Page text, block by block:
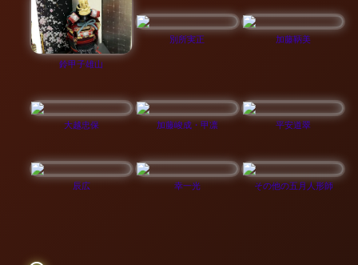
鈴甲子雄山
別所実正 加藤鞆美
大越忠保 加藤峻成・甲凛 平安道翠
辰広 幸一光 その他の五月人形師